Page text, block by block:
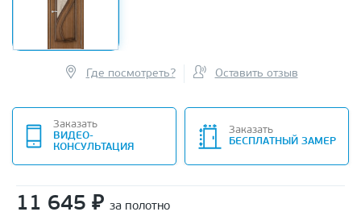
Где посмотреть? Оставить отзыв
Заказать
ВИДЕО-
КОНСУЛЬТАЦИЯ
Заказать
БЕСПЛАТНЫЙ ЗАМЕР
11 645 ₽ за полотно